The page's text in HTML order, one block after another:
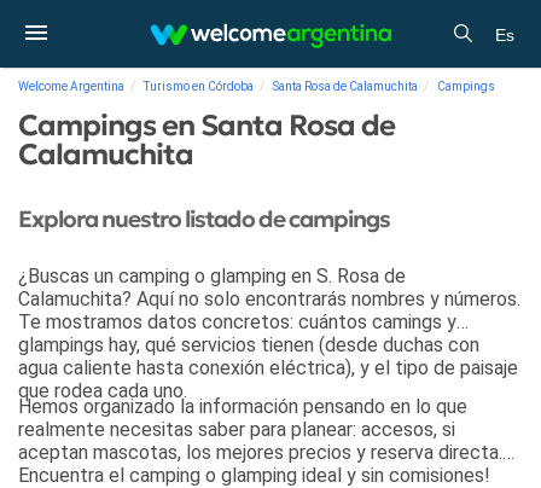
Es
Welcome Argentina Turismo en Córdoba Santa Rosa de Calamuchita Campings
Campings en Santa Rosa de
Calamuchita
Explora nuestro listado de campings
¿Buscas un camping o glamping en S. Rosa de
Calamuchita? Aquí no solo encontrarás nombres y números.
Te mostramos datos concretos: cuántos camings y
glampings hay, qué servicios tienen (desde duchas con
agua caliente hasta conexión eléctrica), y el tipo de paisaje
que rodea cada uno.
Hemos organizado la información pensando en lo que
realmente necesitas saber para planear: accesos, si
aceptan mascotas, los mejores precios y reserva directa.
Encuentra el camping o glamping ideal y sin comisiones!